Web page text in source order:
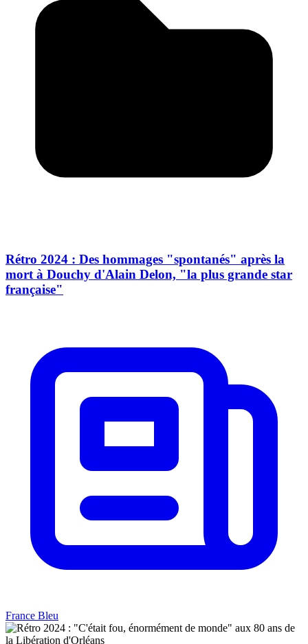
Rétro 2024 : Des hommages "spontanés" après la
mort à Douchy d'Alain Delon, "la plus grande star
française"
France Bleu